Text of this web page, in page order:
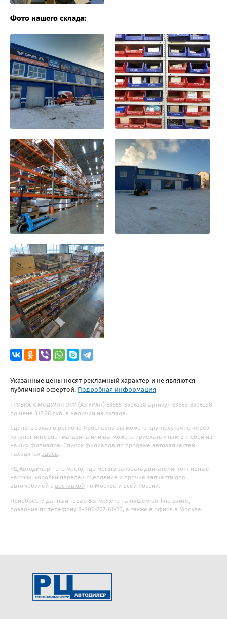
Фото нашего склада:
Указанные цены носят рекламный характер и не являются
публичной офертой. Подробная информация
ТРУБКА К МОДУЛЯТОРУ (АЗ УРАЛ) 63655-3506238 артикул 63655-3506238
по цене 312.26 руб. в наличии на складе.
Сделать заказ в регионе Ярославль вы можете круглосуточно через
каталог интернет магазина или вы можете приехать к нам в любой из
наших филиалов. Список филиалов по продаже автозапчастей
находятся здесь.
РЦ Автодилер - это место, где можно заказать двигатели, топливные
насосы, коробки передач сцепление и прочие запчасти для
автомобилей с доставкой по Москве и всей России.
Приобрести данный товар Вы можете на нашем on-line сайте,
позвонив по телефону 8-800-707-61-20, а также в офисе в Москве.